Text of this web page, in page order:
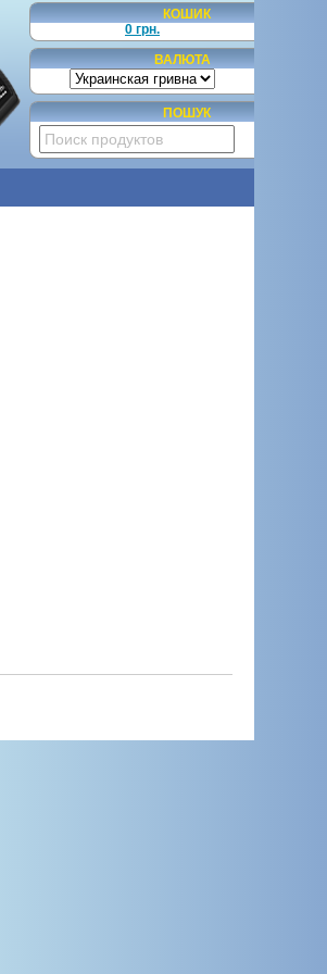
КОШИК
0 грн.
ВАЛЮТА
ПОШУК